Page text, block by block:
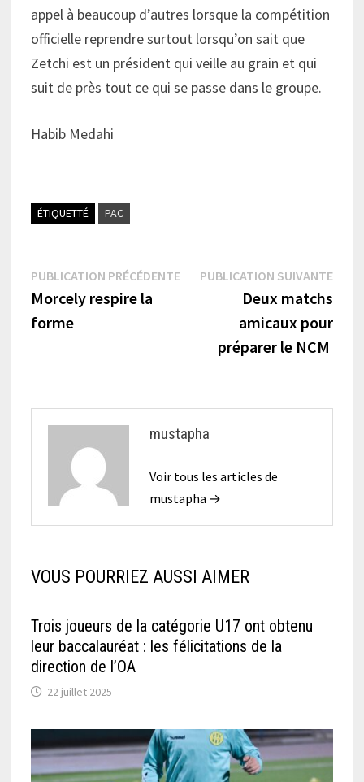
appel à beaucoup d’autres lorsque la compétition
officielle reprendre surtout lorsqu’on sait que
Zetchi est un président qui veille au grain et qui
suit de près tout ce qui se passe dans le groupe.
Habib Medahi
ÉTIQUETTÉ PAC
Navigation
de
PUBLICATION PRÉCÉDENTEPublication
précédente :
Morcely respire la
forme
PUBLICATION SUIVANTE
Deux matchs
amicaux pour
préparer le NCM
mustapha
Voir tous les articles de
mustapha →
VOUS POURRIEZ AUSSI AIMER
Trois joueurs de la catégorie U17 ont obtenu
leur baccalauréat : les félicitations de la
direction de l’OA
22 juillet 2025